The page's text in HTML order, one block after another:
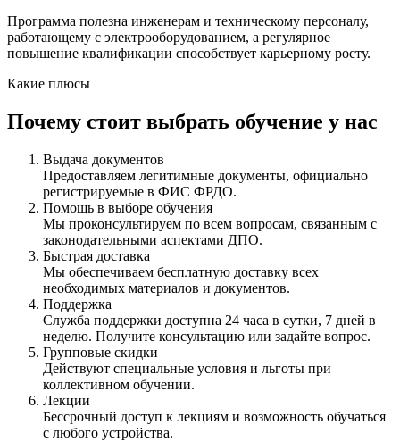
Программа полезна инженерам и техническому персоналу,
работающему с электрооборудованием, а регулярное
повышение квалификации способствует карьерному росту.
Какие плюсы
Почему стоит выбрать обучение у нас
Выдача документов
Предоставляем легитимные документы, официально
регистрируемые в ФИС ФРДО.
Помощь в выборе обучения
Мы проконсультируем по всем вопросам, связанным с
законодательными аспектами ДПО.
Быстрая доставка
Мы обеспечиваем бесплатную доставку всех
необходимых материалов и документов.
Поддержка
Служба поддержки доступна 24 часа в сутки, 7 дней в
неделю. Получите консультацию или задайте вопрос.
Групповые скидки
Действуют специальные условия и льготы при
коллективном обучении.
Лекции
Бессрочный доступ к лекциям и возможность обучаться
с любого устройства.